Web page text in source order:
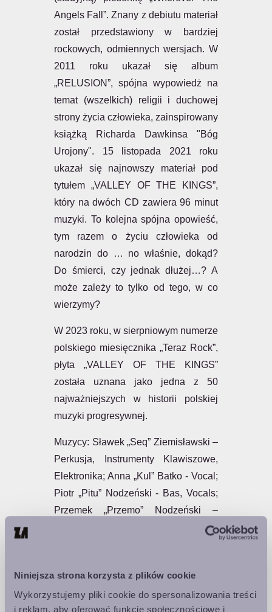
Niniejsza strona korzysta z plików cookie
Wykorzystujemy pliki cookie do spersonalizowania treści
i reklam, aby oferować funkcje społecznościowe i
Angels Fall”. Znany z debiutu materiał
został przedstawiony w bardziej
rockowych, odmiennych wersjach. W
2011 roku ukazał się album
„RELUSION”, spójna wypowiedż na
temat (wszelkich) religii i duchowej
strony życia człowieka, zainspirowany
książką Richarda Dawkinsa "Bóg
Urojony". 15 listopada 2021 roku
ukazał się najnowszy materiał pod
tytułem „VALLEY OF THE KINGS”,
który na dwóch CD zawiera 96 minut
muzyki. To kolejna spójna opowieść,
tym razem o życiu człowieka od
narodzin do … no właśnie, dokąd?
Do śmierci, czy jednak dłużej…? A
może zależy to tylko od tego, w co
wierzymy?
W 2023 roku, w sierpniowym numerze
polskiego miesięcznika „Teraz Rock”,
płyta „VALLEY OF THE KINGS”
została uznana jako jedna z 50
najważniejszych w historii polskiej
muzyki progresywnej.
Muzycy: Sławek „Seq” Ziemisławski –
Perkusja, Instrumenty Klawiszowe,
Elektronika; Anna „Kul” Batko - Vocal;
Piotr „Pitu” Nodzeński - Bas, Vocals;
Przemek „Przemo” Nodzeński –
Vocals; Przemek „Ijon” Piekarz –
🎙️ Brzeg - rock progresywny